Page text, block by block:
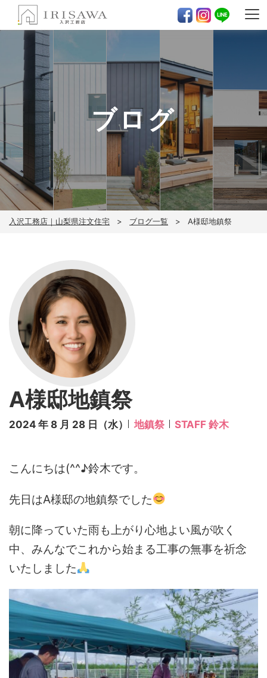
ブログ
入沢工務店｜山梨県注文住宅 ブログ一覧 A様邸地鎮祭
A様邸地鎮祭
2024 年 8 月 28 日（水） 地鎮祭 STAFF 鈴木
こんにちは(^^♪鈴木です。
先日はA様邸の地鎮祭でした
朝に降っていた雨も上がり心地よい風が吹く
中、みんなでこれから始まる工事の無事を祈念
いたしました